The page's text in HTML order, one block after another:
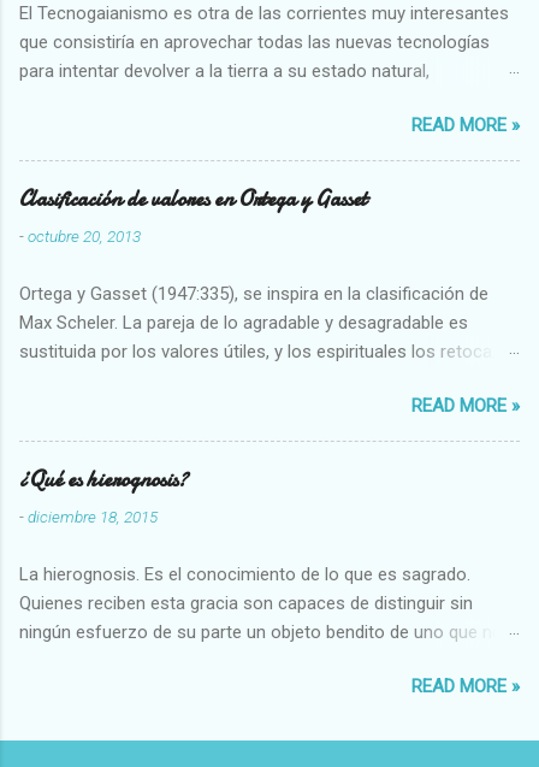
El Tecnogaianismo es otra de las corrientes muy interesantes
que consistiría en aprovechar todas las nuevas tecnologías
para intentar devolver a la tierra a su estado natural,
READ MORE »
Clasificación de valores en Ortega y Gasset
-octubre 20, 2013
Ortega y Gasset (1947:335), se inspira en la clasificación de
Max Scheler. La pareja de lo agradable y desagradable es
sustituida por los valores útiles, y los espirituales los retoca.
Abundante-Escaso,etc 2 VITALES Sano-Enfermo Selecto-
Vulgar Enérgico-Inerte Fuerte-Débil,etc. 3 ESPIRITUALES a)
Intelectuales Conocimiento-Error Exacto-Aproximado
Evidente-Probable,etc b) Morales Bueno-malo Bondadoso-
malvado Justo-Injusto Escrupuloso-Relajado Leal-Desleal,etc.
Armonioso-Inarmonioso 4 RELIGIOSOS Santo-Pr...
READ MORE »
¿Qué es hierognosis?
-diciembre 18, 2015
La hierognosis. Es el conocimiento de lo que es sagrado.
Quienes reciben esta gracia son capaces de distinguir sin
ningún esfuerzo de su parte un objeto bendito de uno que no
READ MORE »